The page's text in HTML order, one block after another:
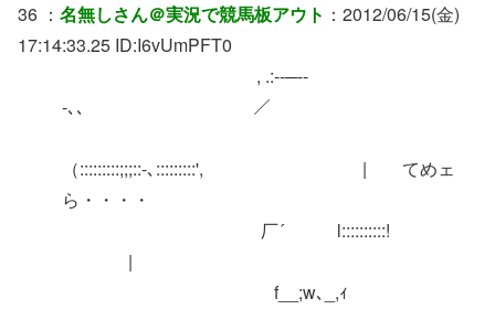
36 ： 名無しさん＠実況で競馬板アウト ：2012/06/15(金)
17:14:33.25 ID:I6vUmPFT0
, .:-‐─‐-
-､、 ／￣￣￣￣￣￣￣￣￣
（:::::::::;;;::-､:::::::::', | てめェ
ら・・・・
厂´ l::::::::::!
|
f__;w､_,ｨ